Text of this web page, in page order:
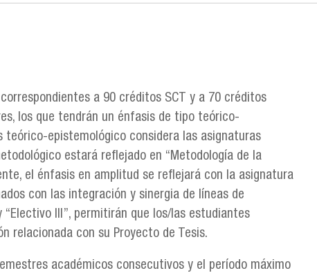
a 90 créditos SCT y a 70 créditos
los que tendrán un énfasis de tipo teórico-
epistemológico considera las asignaturas
estará reflejado en “Metodología de la
el énfasis en amplitud se reflejará con la asignatura
con las integración y sinergia de líneas de
III”, permitirán que los/las estudiantes
relacionada con su Proyecto de Tesis.
académicos consecutivos y el período máximo